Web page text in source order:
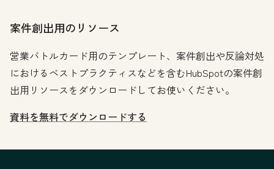
案件創出用のリソース
営業バトルカード用のテンプレート、案件創出や反論対処
におけるベストプラクティスなどを含むHubSpotの案件創
出用リソースをダウンロードしてお使いください。
資料を無料でダウンロードする